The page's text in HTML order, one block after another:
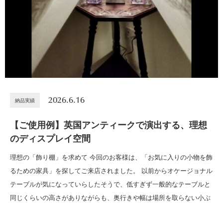
納品実績 2026.6.16
【ご使用例】英国アンティークで演出する、理想
のディスプレイ空間
理想の「飾り棚」を求めて 今回のお客様は、「お気に入りの小物を飾
るための家具」を探してご来店されました。 以前からオケージョナル
テーブルが気になっていらしたそうで、低すぎず一般的なテーブルと
同じくらいの高さがありながらも、奥行きや幅は場所を取らない小ぶ